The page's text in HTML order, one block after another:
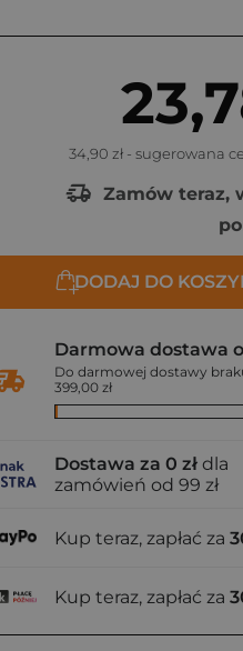
34,90 zł - sugerowana
Zamów teraz,
DODAJ DO
Darmowa dostawa
Do darmowej dostawy
399,00 zł
Dostawa za 0 zł dla
zamówień od 99 zł
Kup teraz, zapłać za
Kup teraz, zapłać za